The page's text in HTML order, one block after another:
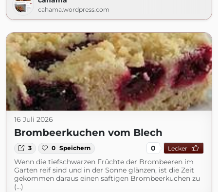
cahama.wordpress.com
16 Juli 2026
Brombeerkuchen vom Blech
3 0 Speichern 0 Lecker
Wenn die tiefschwarzen Früchte der Brombeeren im
Garten reif sind und in der Sonne glänzen, ist die Zeit
gekommen daraus einen saftigen Brombeerkuchen zu
(...)